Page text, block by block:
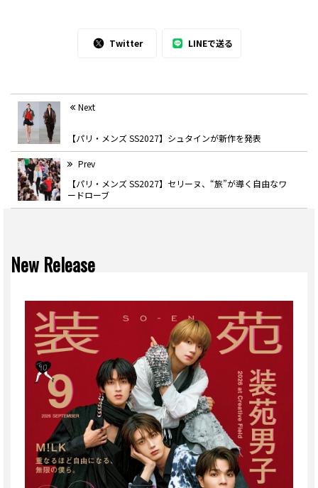
Twitter LINEで送る
Next
【パリ・メンズ SS2027】シュタインが新作を発表
Prev
【パリ・メンズ SS2027】セリーヌ、“旅”が導く自由なワ
ードローブ
New Release